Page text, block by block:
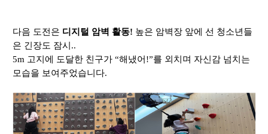
다음 도전은 디지털 암벽 활동! 높은 암벽장 앞에 선 청소년들
은 긴장도 잠시 ..
5m 고지에 도달한 친구가“해냈어 !”를 외치며 자신감 넘치는
모습을 보여주었습니다.